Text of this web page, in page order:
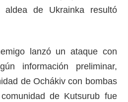
de Ukrainka resultó
lanzó un ataque con
información preliminar,
de Ochákiv con bombas
de Kutsurub fue